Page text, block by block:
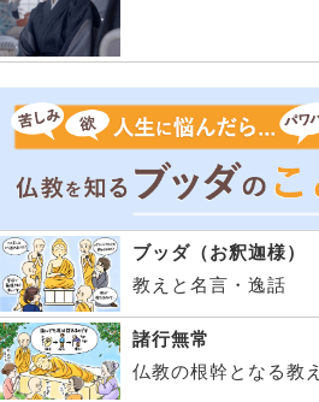
ブッダ（お釈迦様）
教えと名言・逸話
諸行無常
仏教の根幹となる教え